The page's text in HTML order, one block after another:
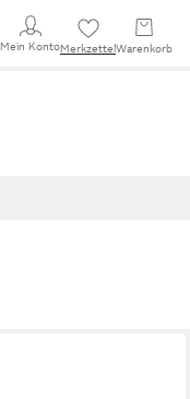
Mein KontoMerkzettel Warenkorb